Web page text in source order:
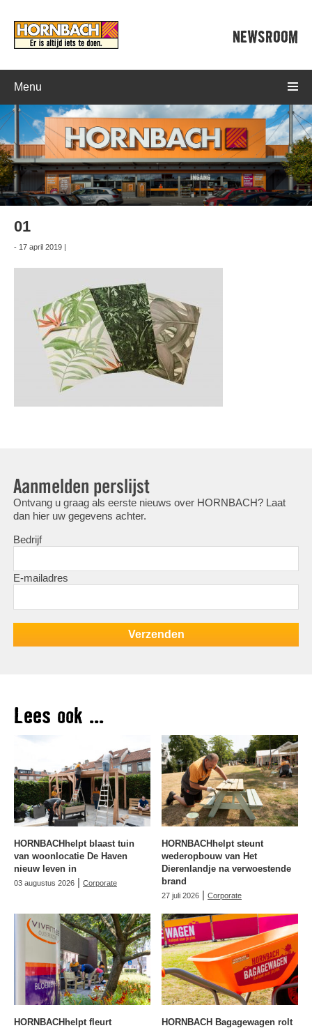
NEWSROOM
Menu
01
- 17 april 2019 |
Aanmelden perslijst
Ontvang u graag als eerste nieuws over HORNBACH? Laat
dan hier uw gegevens achter.
Bedrijf
E-mailadres
Lees ook ...
HORNBACHhelpt blaast tuin
van woonlocatie De Haven
nieuw leven in
03 augustus 2026 | Corporate
HORNBACHhelpt steunt
wederopbouw van Het
Dierenlandje na verwoestende
brand
27 juli 2026 | Corporate
HORNBACHhelpt fleurt
HORNBACH Bagagewagen rolt